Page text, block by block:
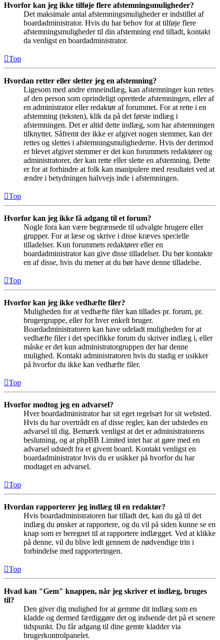
Hvorfor kan jeg ikke tilføje flere afstemningsmuligheder?
Det maksimale antal afstemningsmuligheder er indstillet af
boardadministrator. Hvis du har behov for at tilføje flere
afstemningsmuligheder til din afstemning end tilladt, kontakt
da venligst en boardadministrator.
Top
Hvordan retter eller sletter jeg en afstemning?
Ligesom med andre emneindlæg, kan afstemninger kun rettes
af den person som oprindeligt oprettede afstemningen, eller af
en administrator eller redaktør af forummet. For at rette i en
afstemning (teksten), klik da på det første indlæg i
afstemningen. Det er altid dette indlæg, som har afstemningen
tilknyttet. Såfremt der ikke er afgivet nogen stemmer, kan der
rettes og slettes i afstemningsmulighederne. Hvis der derimod
er blevet afgivet stemmer er det kun forummets redaktører og
administratorer, der kan rette eller slette en afstemning. Dette
er for at forhindre at folk kan manipulere med resultatet ved at
ændre i betydningen halvvejs inde i afstemningen.
Top
Hvorfor kan jeg ikke få adgang til et forum?
Nogle fora kan være begrænsede til udvalgte brugere eller
grupper. For at læse og skrive i disse kræves specielle
tilladelser. Kun forummets redaktører eller en
boardadministrator kan give disse tilladelser. Du bør kontakte
en af disse, hvis du mener at du bør have denne tilladelse.
Top
Hvorfor kan jeg ikke vedhæfte filer?
Muligheden for at vedhæfte filer kan tillades pr. forum, pr.
brugergruppe, eller for hver enkelt bruger.
Boardadministratoren kan have udeladt muligheden for at
vedhæfte filer i det specifikke forum du skriver indlæg i, eller
måske er det kun administratorgruppen der har denne
mulighed. Kontakt administratoren hvis du stadig er usikker
på hvorfor du ikke kan vedhæfte filer.
Top
Hvorfor modtog jeg en advarsel?
Hver boardadministrator har sit eget regelsæt for sit websted.
Hvis du har overtrådt en af disse regler, kan der udstedes en
advarsel til dig. Bemærk venligst at det er administratorens
beslutning, og at phpBB Limited intet har at gøre med en
advarsel udstedt fra et givent board. Kontakt venligst en
boardadministrator hvis du er usikker på hvorfor du har
modtaget en advarsel.
Top
Hvordan rapporterer jeg indlæg til en redaktør?
Hvis boardadministratoren har tilladt det, kan du gå til det
indlæg du ønsker at rapportere, og du vil på siden kunne se en
knap som er beregnet til at rapportere indlægget. Ved at klikke
på denne, vil du blive ledt gennem de nødvendige trin i
forbindelse med rapporteringen.
Top
Hvad kan "Gem" knappen, når jeg skriver et indlæg, bruges
til?
Den giver dig mulighed for at gemme dit indlæg som en
kladde og dermed færdiggøre det og indsende det på et senere
tidspunkt. Du får adgang til dine gemte kladder via
brugerkontrolpanelet.